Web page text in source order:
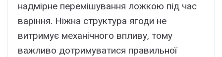
надмірне перемішування ложкою під час
варіння. Ніжна структура ягоди не
витримує механічного впливу, тому
важливо дотримуватися правильної